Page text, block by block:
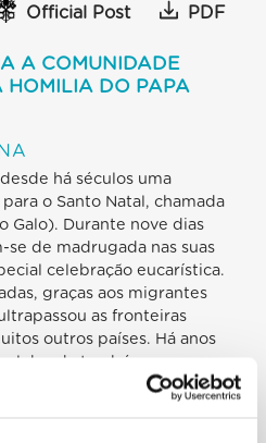
Official Post PDF
A COMUNIDADE
HOMILIA DO PAPA
há séculos uma
o Santo Natal, chamada
Galo). Durante nove dias
de madrugada nas suas
celebração eucarística.
graças aos migrantes
as fronteiras
outros países. Há anos
também na